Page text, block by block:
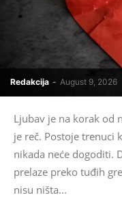
Redakcija - August 9, 2026
Ljubav je na korak od
je reč. Postoje trenuci
nikada neće dogoditi.
prelaze preko tuđih
nisu ništa...